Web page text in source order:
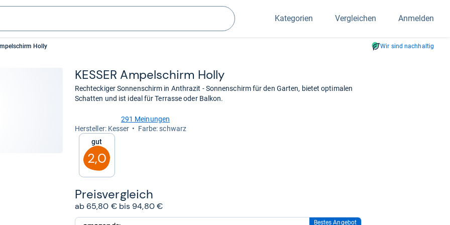
Suchen
Kategorien Vergleichen Anmelden
Holly Wir sind nachhaltig
KES­SER Ampel­schirm Holly
Rechteckiger Sonnenschirm in Anthrazit - Sonnenschirm für den Garten, bietet optimalen
Schatten und ist ideal für Terrasse oder Balkon.
von
Sternen
291 Meinungen
Her­stel­ler: Kesser
Farbe: schwarz
Gut
2,0
Preis­ver­gleich
ab 65,80 € bis 94,80 €
Bestes Angebot